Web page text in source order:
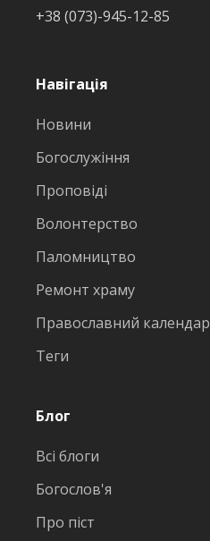
+38 (073)-945-12-85
Навігація
Новини
Богослужіння
Проповіді
Волонтерство
Паломництво
Ремонт храму
Православний календар
Теги
Блог
Всі блоги
Богослов'я
Про піст